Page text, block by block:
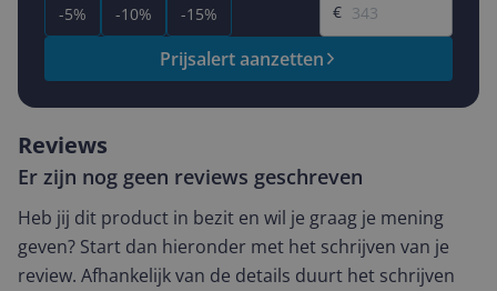
-5% -10% -15%
€
Prijsalert aanzetten
Reviews
Er zijn nog geen reviews geschreven
Heb jij dit product in bezit en wil je graag je mening
geven? Start dan hieronder met het schrijven van je
review. Afhankelijk van de details duurt het schrijven